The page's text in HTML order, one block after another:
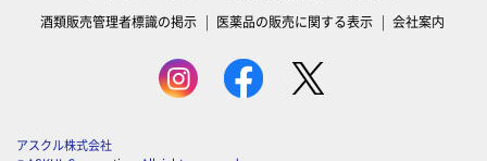
酒類販売管理者標識の掲示
医薬品の販売に関する表示 会社案内
アスクル株式会社